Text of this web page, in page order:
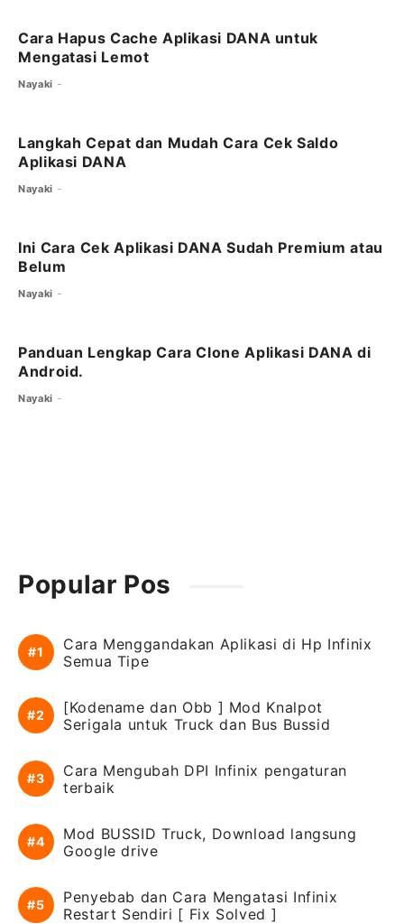
o
o
k
r
p m
Cara Hapus Cache Aplikasi DANA untuk
Mengatasi Lemot
Nayaki
Langkah Cepat dan Mudah Cara Cek Saldo
Aplikasi DANA
Nayaki
Ini Cara Cek Aplikasi DANA Sudah Premium atau
Belum
Nayaki
Panduan Lengkap Cara Clone Aplikasi DANA di
Android.
Nayaki
Popular Pos
Cara Menggandakan Aplikasi di Hp Infinix
Semua Tipe
[Kodename dan Obb ] Mod Knalpot
Serigala untuk Truck dan Bus Bussid
Cara Mengubah DPI Infinix pengaturan
terbaik
Mod BUSSID Truck, Download langsung
Google drive
Penyebab dan Cara Mengatasi Infinix
Restart Sendiri [ Fix Solved ]